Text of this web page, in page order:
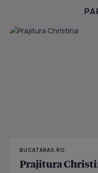
BUCATARAS.RO
Prajitura